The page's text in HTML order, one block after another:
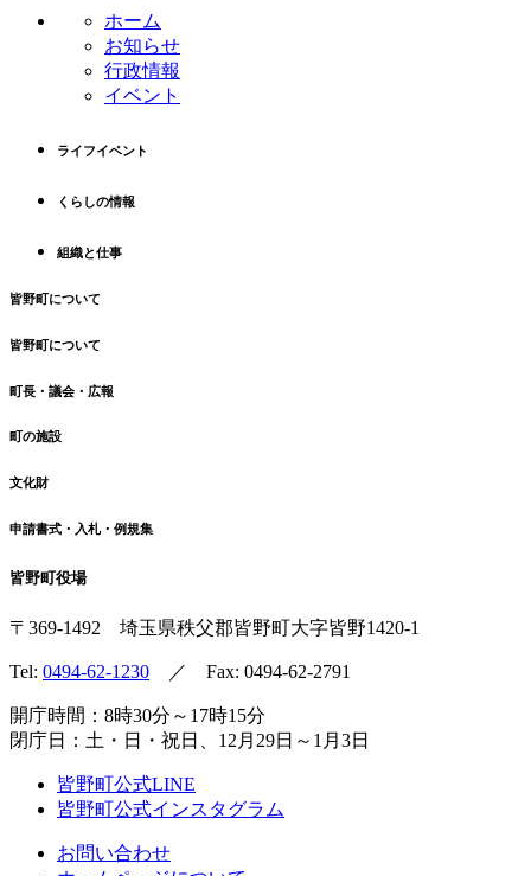
ホーム
お知らせ
行政情報
イベント
ライフイベント
くらしの情報
組織と仕事
皆野町について
皆野町について
町長・議会・広報
町の施設
文化財
申請書式・入札・例規集
皆野町役場
〒369-1492 埼玉県秩父郡皆野町大字皆野1420-1
Tel: 0494-62-1230 ／ Fax: 0494-62-2791
開庁時間：8時30分～17時15分
閉庁日：土・日・祝日、12月29日～1月3日
皆野町公式LINE
皆野町公式インスタグラム
お問い合わせ